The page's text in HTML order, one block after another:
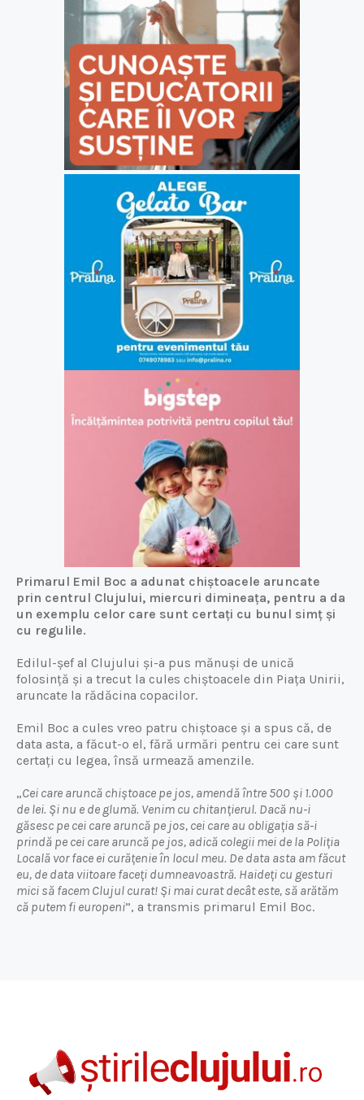
Primarul Emil Boc a adunat chiștoacele aruncate
prin centrul Clujului, miercuri dimineața, pentru a da
un exemplu celor care sunt certați cu bunul simț și
cu regulile.
Edilul-șef al Clujului și-a pus mănuși de unică
folosință și a trecut la cules chiștoacele din Piața Unirii,
aruncate la rădăcina copacilor.
Emil Boc a cules vreo patru chiștoace și a spus că, de
data asta, a făcut-o el, fără urmări pentru cei care sunt
certați cu legea, însă urmează amenzile.
„Cei care aruncă chiștoace pe jos, amendă între 500 și 1.000
de lei. Și nu e de glumă. Venim cu chitanțierul. Dacă nu-i
găsesc pe cei care aruncă pe jos, cei care au obligația să-i
prindă pe cei care aruncă pe jos, adică colegii mei de la Poliția
Locală vor face ei curățenie în locul meu. De data asta am făcut
eu, de data viitoare faceți dumneavoastră. Haideți cu gesturi
mici să facem Clujul curat! Și mai curat decât este, să arătăm
că putem fi europeni”, a transmis primarul Emil Boc.